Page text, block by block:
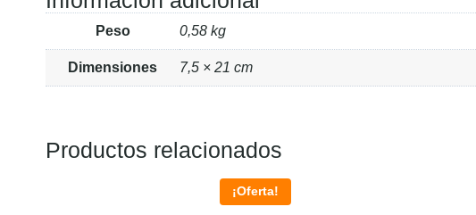
Peso 0,58 kg
Dimensiones 7,5 × 21 cm
Productos relacionados
¡Oferta!